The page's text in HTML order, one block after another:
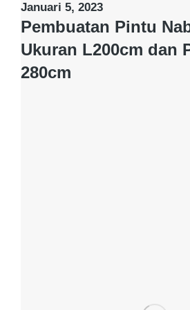
Januari 5, 2023
Pembuatan Pintu
Ukuran L200cm dan
280cm